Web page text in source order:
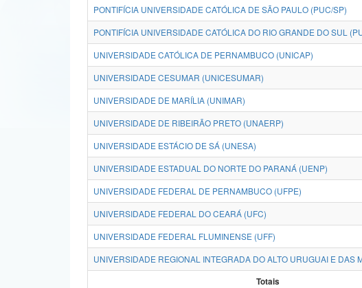
PONTIFÍCIA UNIVERSIDADE CATÓLICA DE SÃO PAULO (PUC/SP)
PONTIFÍCIA UNIVERSIDADE CATÓLICA DO RIO GRANDE DO SUL
UNIVERSIDADE CATÓLICA DE PERNAMBUCO (UNICAP)
UNIVERSIDADE CESUMAR (UNICESUMAR)
UNIVERSIDADE DE MARÍLIA (UNIMAR)
UNIVERSIDADE DE RIBEIRÃO PRETO (UNAERP)
UNIVERSIDADE ESTÁCIO DE SÁ (UNESA)
UNIVERSIDADE ESTADUAL DO NORTE DO PARANÁ (UENP)
UNIVERSIDADE FEDERAL DE PERNAMBUCO (UFPE)
UNIVERSIDADE FEDERAL DO CEARÁ (UFC)
UNIVERSIDADE FEDERAL FLUMINENSE (UFF)
UNIVERSIDADE REGIONAL INTEGRADA DO ALTO URUGUAI E DAS
Totais